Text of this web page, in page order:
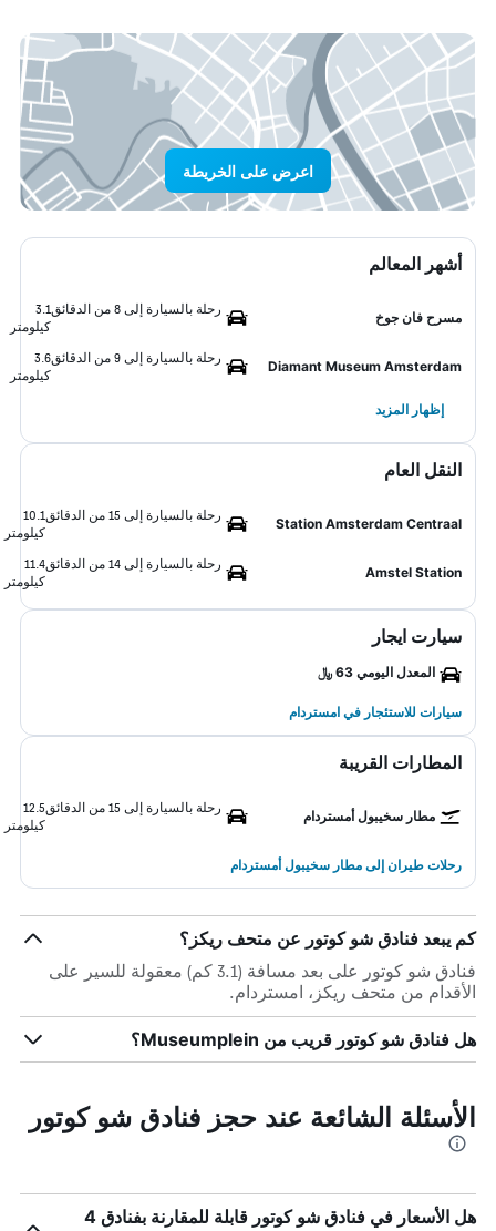
اعرض على الخريطة
أشهر المعالم
مسرح فان جوخ
رحلة بالسيارة إلى 8 من الدقائق
3.1
كيلومتر
Diamant Museum Amsterdam
رحلة بالسيارة إلى 9 من الدقائق
3.6
كيلومتر
إظهار المزيد
النقل العام
Station Amsterdam Centraal
رحلة بالسيارة إلى 15 من الدقائق
10.1
كيلومتر
Amstel Station
رحلة بالسيارة إلى 14 من الدقائق
11.4
كيلومتر
سيارت ايجار
المعدل اليومي 63 ﷼
سيارات للاستئجار في امستردام
المطارات القريبة
مطار سخيبول أمستردام
رحلة بالسيارة إلى 15 من الدقائق
12.5
كيلومتر
رحلات طيران إلى مطار سخيبول أمستردام
كم يبعد فنادق شو كوتور عن متحف ريكز؟
فنادق شو كوتور على بعد مسافة (3.1 كم) معقولة للسير على
الأقدام من متحف ريكز، امستردام.
هل فنادق شو كوتور قريب من Museumplein؟
الأسئلة الشائعة عند حجز فنادق شو كوتور
هل الأسعار في فنادق شو كوتور قابلة للمقارنة بفنادق 4